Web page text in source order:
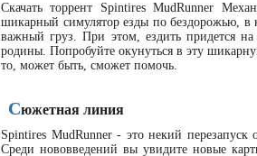
Скачать торрент Spintires MudRunner
шикарный симулятор езды по бездорожью, в
важный груз. При этом, ездить придется
родины. Попробуйте окунуться в эту
то, может быть, сможет помочь.
Сюжетная линия
Spintires MudRunner - это некий
Среди нововведений вы увидите новые